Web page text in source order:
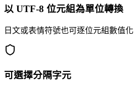
以 UTF-8 位元組為單位轉換
日文或表情符號也可逐位元組數值化
可選擇分隔字元